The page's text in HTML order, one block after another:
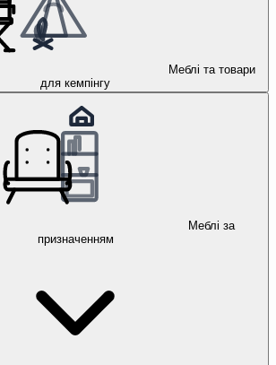
Меблі та товари
для кемпінгу
Меблі за
призначенням